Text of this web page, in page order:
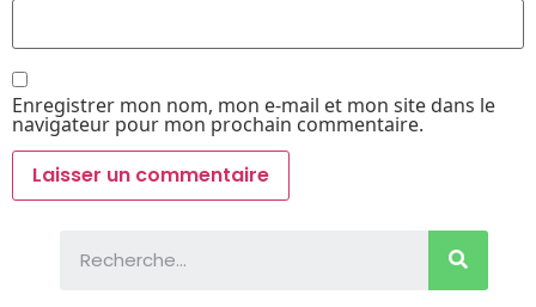
Enregistrer mon nom, mon e-mail et mon site dans le
navigateur pour mon prochain commentaire.